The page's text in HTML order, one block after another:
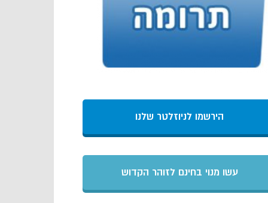
הירשמו לניוזלטר שלנו
עשו מנוי בחינם לזוהר הקדוש